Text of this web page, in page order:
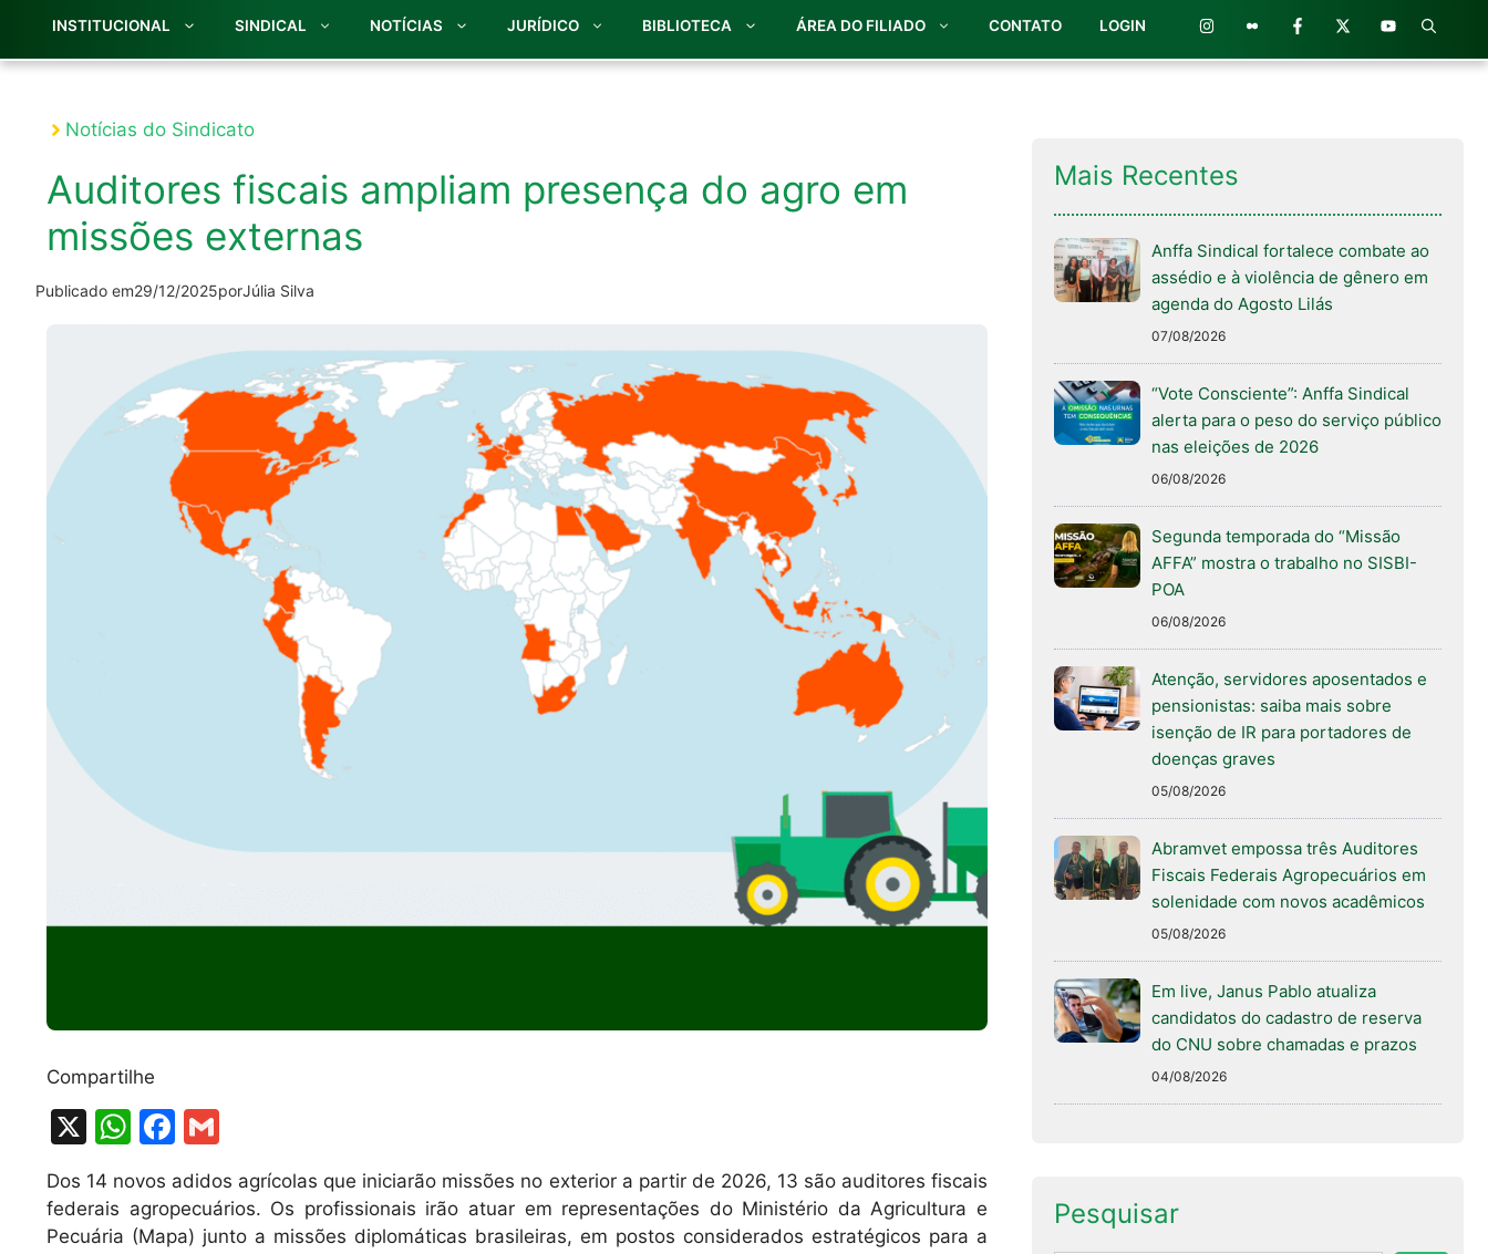
INSTITUCIONAL SINDICAL NOTÍCIAS JURÍDICO BIBLIOTECA ÁREA DO FILIADO CONTATO LOGIN
Notícias do Sindicato
Auditores fiscais ampliam presença do agro em
missões externas
Publicado em29/12/2025porJúlia Silva
Compartilhe
X
W
at
s
F
a
c
e
ai
l
Dos 14 novos adidos agrícolas que iniciarão missões no exterior a partir de 2026, 13 são auditores fiscais
federais agropecuários. Os profissionais irão atuar em representações do Ministério da Agricultura e
Pecuária (Mapa) junto a missões diplomáticas brasileiras, em postos considerados estratégicos para a
Mais Recentes
Anffa Sindical fortalece combate ao
assédio e à violência de gênero em
agenda do Agosto Lilás
07/08/2026
“Vote Consciente”: Anffa Sindical
alerta para o peso do serviço público
nas eleições de 2026
06/08/2026
Segunda temporada do “Missão
AFFA” mostra o trabalho no SISBI-
POA
06/08/2026
Atenção, servidores aposentados e
pensionistas: saiba mais sobre
isenção de IR para portadores de
doenças graves
05/08/2026
Abramvet empossa três Auditores
Fiscais Federais Agropecuários em
solenidade com novos acadêmicos
05/08/2026
Em live, Janus Pablo atualiza
candidatos do cadastro de reserva
do CNU sobre chamadas e prazos
04/08/2026
Pesquisar